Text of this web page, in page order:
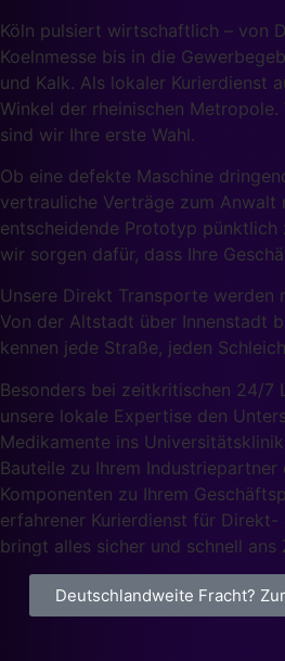
Köln pulsiert wirtschaftlich – von
Koelnmesse bis in die
und Kalk. Als lokaler Kurierdienst
Winkel der rheinischen Metropole.
sind wir Ihre erste Wahl.
Ob eine defekte Maschine
vertrauliche Verträge zum Anwalt
entscheidende Prototyp pünktlich
wir sorgen dafür, dass Ihre
Unsere Direkt Transporte werden
Von der Altstadt über Innenstadt
kennen jede Straße, jeden
Besonders bei zeitkritischen 24/7
unsere lokale Expertise den
Medikamente ins
Bauteile zu Ihrem Industriepartner
Komponenten zu Ihrem
erfahrener Kurierdienst für Direkt-
bringt alles sicher und schnell ans
Deutschlandweite Fracht?